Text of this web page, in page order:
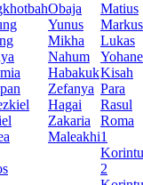
Obaja
Yunus
Mikha
Nahum
Habakuk
Zefanya
Hagai
Zakaria
Maleakhi
Matius
Markus
Lukas
Kisah
Para
Rasul
Roma
1
2